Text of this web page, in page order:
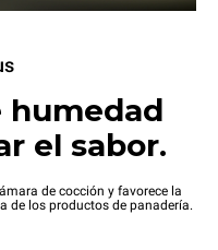
humedad
el sabor.
de cocción y favorece la
de los productos de panadería.